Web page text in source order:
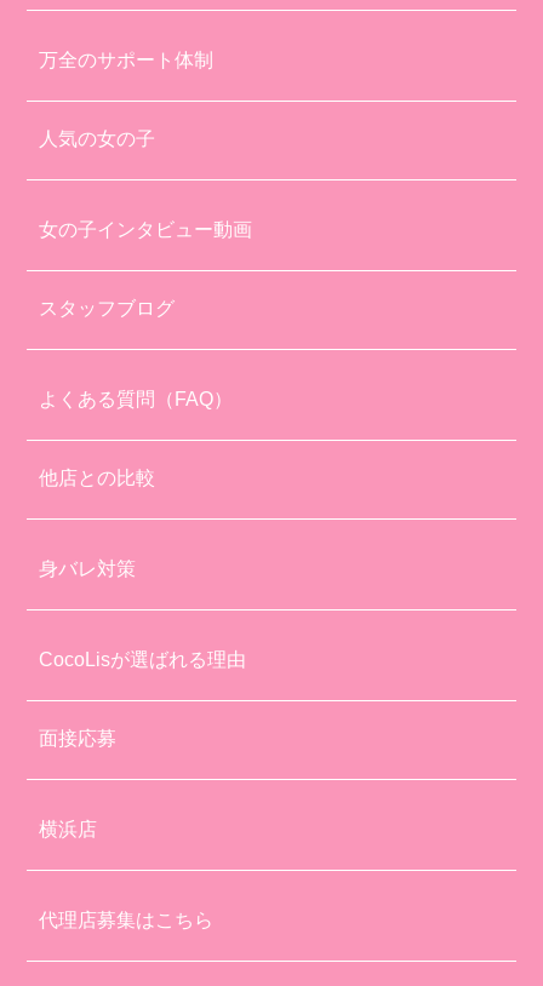
万全のサポート体制
人気の女の子
女の子インタビュー動画
スタッフブログ
よくある質問（FAQ）
他店との比較
身バレ対策
CocoLisが選ばれる理由
面接応募
横浜店
代理店募集はこちら